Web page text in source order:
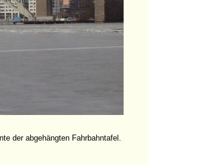
der abgehängten Fahrbahntafel.